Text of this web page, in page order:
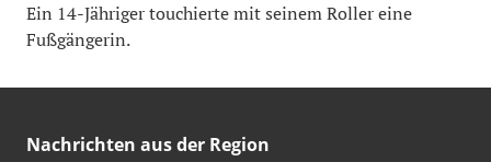
Ein 14-Jähriger touchierte mit seinem Roller eine
Fußgängerin.
Nachrichten aus der Region